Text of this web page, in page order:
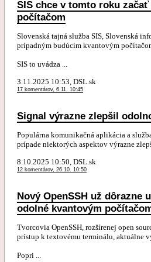
SIS chce v tomto roku
počítačom
Slovenská tajná služba SIS, Slovenská
prípadným budúcim kvantovým
SIS to uvádza ...
3.11.2025 10:53, DSL.sk
17 komentárov, 6.11. 10:45
Signal výrazne zlepšil
Populárna komunikačná aplikácia a
prípade niektorých aspektov výrazne
8.10.2025 10:50, DSL.sk
12 komentárov, 26.10. 10:50
Nový OpenSSH už dôrazne
odolné kvantovým
Tvorcovia OpenSSH, rozšírenej open
prístup k textovému terminálu, aktuálne
Popri ...